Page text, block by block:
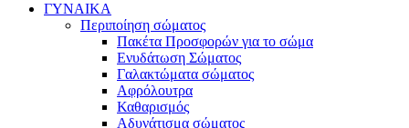
ΓΥΝΑΙΚΑ
Περιποίηση σώματος
Πακέτα Προσφορών για το σώμα
Ενυδάτωση Σώματος
Γαλακτώματα σώματος
Αφρόλουτρα
Καθαρισμός
Αδυνάτισμα σώματος